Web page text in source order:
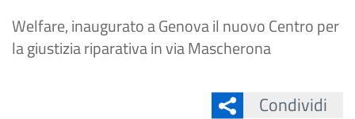
Welfare, inaugurato a Genova il nuovo Centro per
la giustizia riparativa in via Mascherona
Condividi